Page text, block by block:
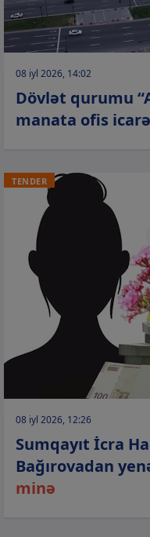
08 iyl 2026, 14:02
Dövlət qurumu
manata ofis
TENDER
08 iyl 2026, 12:26
Sumqayıt İcra
Bağırovadan
minə